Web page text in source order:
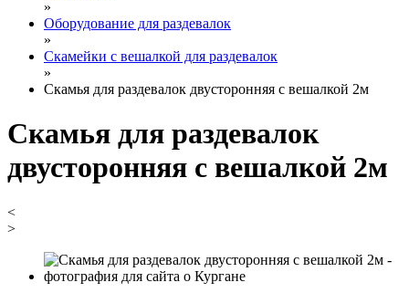
»
Оборудование для раздевалок
»
Скамейки с вешалкой для раздевалок
»
Скамья для раздевалок двусторонняя с вешалкой 2м
Скамья для раздевалок
двусторонняя с вешалкой 2м
<
>